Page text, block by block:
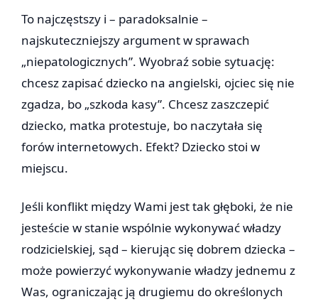
To najczęstszy i – paradoksalnie –
najskuteczniejszy argument w sprawach
„niepatologicznych”. Wyobraź sobie sytuację:
chcesz zapisać dziecko na angielski, ojciec się nie
zgadza, bo „szkoda kasy”. Chcesz zaszczepić
dziecko, matka protestuje, bo naczytała się
forów internetowych. Efekt? Dziecko stoi w
miejscu.
Jeśli konflikt między Wami jest tak głęboki, że nie
jesteście w stanie wspólnie wykonywać władzy
rodzicielskiej, sąd – kierując się dobrem dziecka –
może powierzyć wykonywanie władzy jednemu z
Was, ograniczając ją drugiemu do określonych